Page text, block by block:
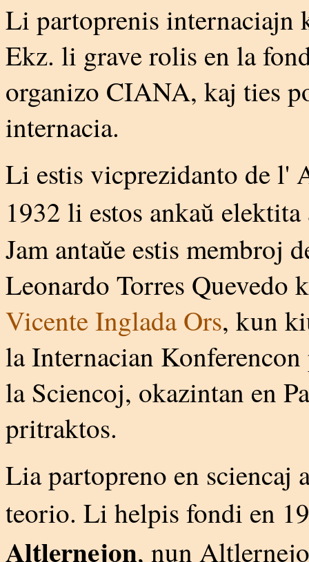
Li partoprenis internaciajn
Ekz. li grave rolis en la
organizo CIANA, kaj ties
internacia.
Li estis vicprezidanto de l'
1932 li estos ankaŭ
Jam antaŭe estis membroj
Leonardo Torres Quevedo
Vicente Inglada Ors, kun
la Internacian
la Sciencoj, okazintan en
pritraktos.
Lia partopreno en
teorio. Li helpis fondi en
Altlernejon, nun